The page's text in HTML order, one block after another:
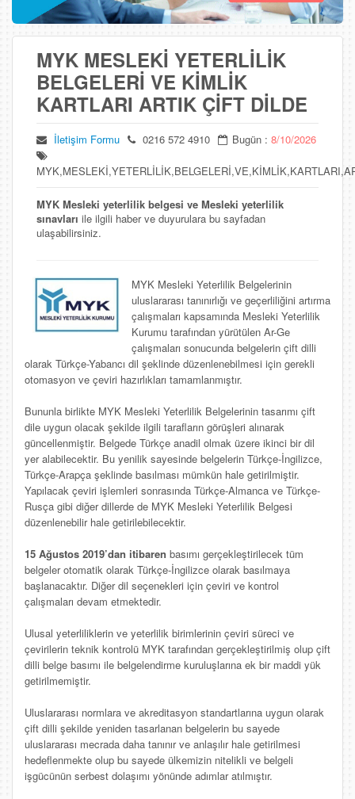
MYK MESLEKİ YETERLİLİK
BELGELERİ VE KİMLİK
KARTLARI ARTIK ÇİFT DİLDE
İletişim Formu 0216 572 4910 Bugün : 8/10/2026
MYK Mesleki yeterlilik belgesi ve Mesleki yeterlilik
sınavları ile ilgili haber ve duyurulara bu sayfadan
ulaşabilirsiniz.
MYK Mesleki Yeterlilik Belgelerinin
uluslararası tanınırlığı ve geçerliliğini artırma
çalışmaları kapsamında Mesleki Yeterlilik
Kurumu tarafından yürütülen Ar-Ge
çalışmaları sonucunda belgelerin çift dilli
olarak Türkçe-Yabancı dil şeklinde düzenlenebilmesi için gerekli
otomasyon ve çeviri hazırlıkları tamamlanmıştır.
Bununla birlikte MYK Mesleki Yeterlilik Belgelerinin tasarımı çift
dile uygun olacak şekilde ilgili tarafların görüşleri alınarak
güncellenmiştir. Belgede Türkçe anadil olmak üzere ikinci bir dil
yer alabilecektir. Bu yenilik sayesinde belgelerin Türkçe-İngilizce,
Türkçe-Arapça şeklinde basılması mümkün hale getirilmiştir.
Yapılacak çeviri işlemleri sonrasında Türkçe-Almanca ve Türkçe-
Rusça gibi diğer dillerde de MYK Mesleki Yeterlilik Belgesi
düzenlenebilir hale getirilebilecektir.
15 Ağustos 2019’dan itibaren basımı gerçekleştirilecek tüm
belgeler otomatik olarak Türkçe-İngilizce olarak basılmaya
başlanacaktır. Diğer dil seçenekleri için çeviri ve kontrol
çalışmaları devam etmektedir.
Ulusal yeterliliklerin ve yeterlilik birimlerinin çeviri süreci ve
çevirilerin teknik kontrolü MYK tarafından gerçekleştirilmiş olup çift
dilli belge basımı ile belgelendirme kuruluşlarına ek bir maddi yük
getirilmemiştir.
Uluslararası normlara ve akreditasyon standartlarına uygun olarak
çift dilli şekilde yeniden tasarlanan belgelerin bu sayede
uluslararası mecrada daha tanınır ve anlaşılır hale getirilmesi
hedeflenmekte olup bu sayede ülkemizin nitelikli ve belgeli
işgücünün serbest dolaşımı yönünde adımlar atılmıştır.